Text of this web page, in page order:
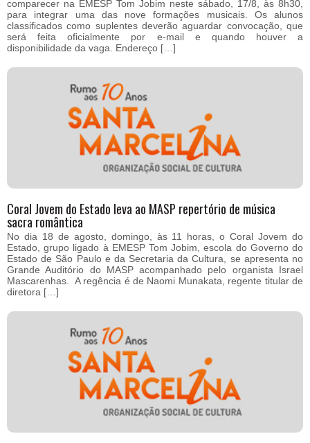
comparecer na EMESP Tom Jobim neste sábado, 17/8, às 8h30,
para integrar uma das nove formações musicais. Os alunos
classificados como suplentes deverão aguardar convocação, que
será feita oficialmente por e-mail e quando houver a
disponibilidade da vaga. Endereço […]
Coral Jovem do Estado leva ao MASP repertório de música
sacra romântica
No dia 18 de agosto, domingo, às 11 horas, o Coral Jovem do
Estado, grupo ligado à EMESP Tom Jobim, escola do Governo do
Estado de São Paulo e da Secretaria da Cultura, se apresenta no
Grande Auditório do MASP acompanhado pelo organista Israel
Mascarenhas. A regência é de Naomi Munakata, regente titular de
diretora […]